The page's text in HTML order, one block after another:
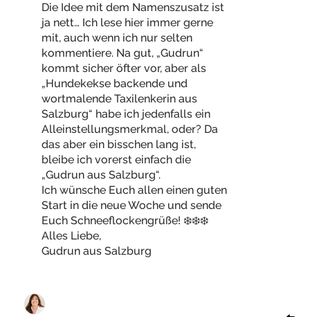
Die Idee mit dem Namenszusatz ist
ja nett… Ich lese hier immer gerne
mit, auch wenn ich nur selten
kommentiere. Na gut, „Gudrun“
kommt sicher öfter vor, aber als
„Hundekekse backende und
wortmalende Taxilenkerin aus
Salzburg“ habe ich jedenfalls ein
Alleinstellungsmerkmal, oder? Da
das aber ein bisschen lang ist,
bleibe ich vorerst einfach die
„Gudrun aus Salzburg“.
Ich wünsche Euch allen einen guten
Start in die neue Woche und sende
Euch Schneeflockengrüße! ❄️❄️❄️
Alles Liebe,
Gudrun aus Salzburg